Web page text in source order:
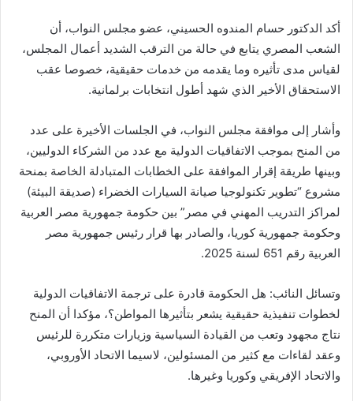
أكد الدكتور حسام المندوه الحسيني، عضو مجلس النواب، أن
الشعب المصري يتابع في حالة من الترقب الشديد أعمال المجلس،
لقياس مدى تأثيره وما يقدمه من خدمات حقيقية، خصوصا عقب
الاستحقاق الأخير الذي شهد أطول انتخابات برلمانية.
وأشار إلى موافقة مجلس النواب، في الجلسات الأخيرة على عدد
من المنح بموجب الاتفاقيات الدولية مع عدد من الشركاء الدوليين،
وبينها طريقة إقرار الموافقة على الخطابات المتبادلة الخاصة بمنحة
مشروع “تطوير تكنولوجيا صيانة السيارات الخضراء (صديقة البيئة)
لمراكز التدريب المهني في مصر” بين حكومة جمهورية مصر العربية
وحكومة جمهورية كوريا، والصادر بها قرار رئيس جمهورية مصر
العربية رقم 651 لسنة 2025.
وتسائل النائب: هل الحكومة قادرة على ترجمة الاتفاقيات الدولية
لخطوات تنفيذية حقيقية يشعر بتأثيرها المواطن؟، مؤكدا أن المنح
نتاج مجهود وتعب من القيادة السياسية وزيارات متكررة للرئيس
وعقد لقاءات مع كثير من المسئولين، لاسيما الاتحاد الأوروبي،
والاتحاد الإفريقي وكوريا وغيرها.